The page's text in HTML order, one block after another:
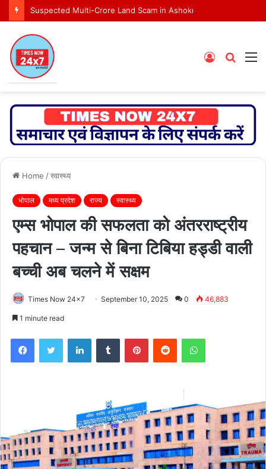
Search
Log
Home /स्वास्थ्य
भोपाल मध्य प्रदेश राज्य स्वास्थ्य
एम्स भोपाल की सफलता को अंतरराष्ट्रीय
पहचान – जन्म से बिना टिबिया हड्डी वाली
बच्ची अब चलने में सक्षम
Times Now 24x7 September 10, 2025 0 46,883
1 minute read
FacebookTwitter LinkedInTumblr PinterestReddit WhatsApp